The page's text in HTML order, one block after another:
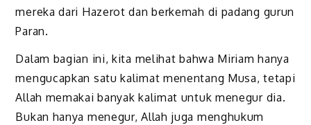
mereka dari Hazerot dan berkemah di padang gurun
Paran.
Dalam bagian ini, kita melihat bahwa Miriam hanya
mengucapkan satu kalimat menentang Musa, tetapi
Allah memakai banyak kalimat untuk menegur dia.
Bukan hanya menegur, Allah juga menghukum